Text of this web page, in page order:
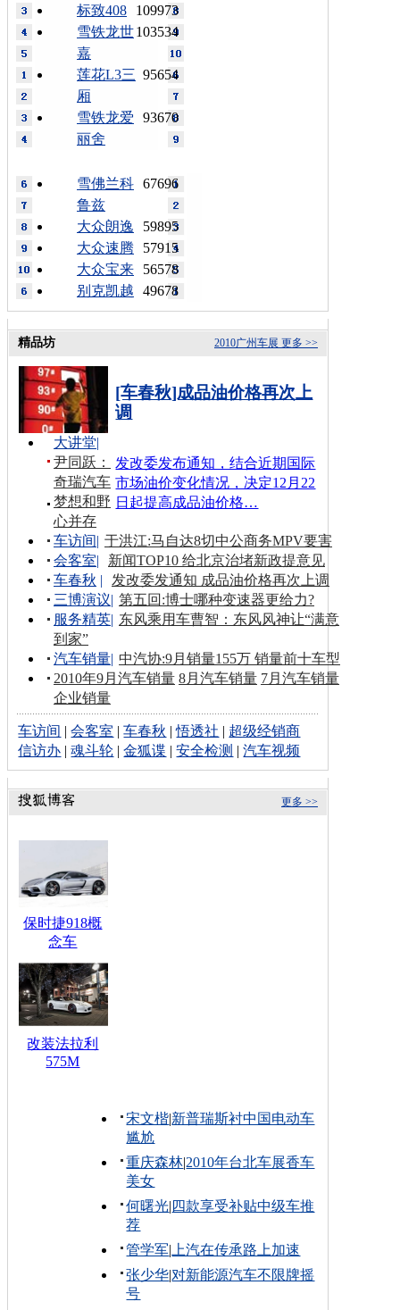
109973
标致408
103534
雪铁龙世
嘉
95654
莲花L3三
厢
93670
雪铁龙爱
丽舍
67696
雪佛兰科
鲁兹
59895
大众朗逸
57915
大众速腾
56578
大众宝来
49678
别克凯越
更多 >>
2010广州车展
精品坊
[车春秋]成品油价格再次上
调
发改委发布通知，结合近期国际
市场油价变化情况，决定12月22
日起提高成品油价格…
大讲堂|
尹同跃：
奇瑞汽车
梦想和野
心并存
车访间| 于洪江:马自达8切中公商务MPV要害
会客室|
新闻TOP10 给北京治堵新政提意见
车春秋 |
发改委发通知 成品油价格再次上调
三博演议| 第五回:博士哪种变速器更给力?
服务精英| 东风乘用车曹智：东风风神让“满意
到家”
汽车销量| 中汽协:9月销量155万 销量前十车型
2010年9月汽车销量 8月汽车销量 7月汽车销量
企业销量
车访间 |会客室 |车春秋 |悟透社 | 超级经销商
信访办 |魂斗轮 |金狐谍 |安全检测 |汽车视频
更多 >>
保时捷918概
念车
改装法拉利
575M
宋文楷|新普瑞斯衬中国电动车
尴尬
重庆森林|2010年台北车展香车
美女
何曙光| 四款享受补贴中级车推
荐
管学军| 上汽在传承路上加速
张少华|对新能源汽车不限牌摇
号